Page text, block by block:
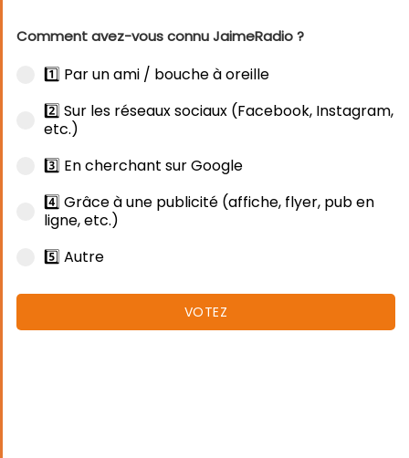
Comment avez-vous connu JaimeRadio ?
1️⃣ Par un ami / bouche à oreille
2️⃣ Sur les réseaux sociaux (Facebook, Instagram,
etc.)
3️⃣ En cherchant sur Google
4️⃣ Grâce à une publicité (affiche, flyer, pub en
ligne, etc.)
5️⃣ Autre
VOTEZ